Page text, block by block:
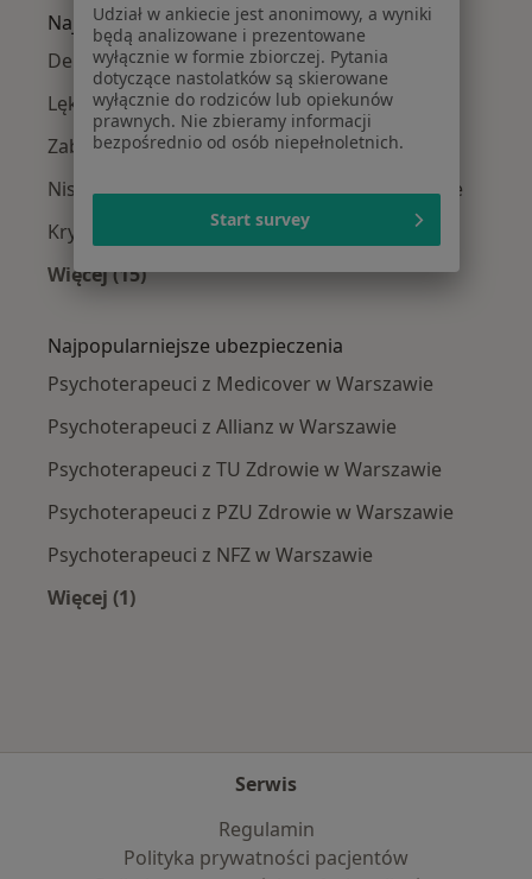
Najczęście leczone choroby
Depresja w Warszawie
Lęki w Warszawie
Zaburzenia lękowe w Warszawie
Niskie poczucie własnej wartości w Warszawie
Kryzys emocjonalny w Warszawie
Więcej (15)
Najpopularniejsze ubezpieczenia
Psychoterapeuci z Medicover w Warszawie
Psychoterapeuci z Allianz w Warszawie
Psychoterapeuci z TU Zdrowie w Warszawie
Psychoterapeuci z PZU Zdrowie w Warszawie
Psychoterapeuci z NFZ w Warszawie
Więcej (1)
Serwis
Regulamin
Polityka prywatności pacjentów
Udział w ankiecie jest anonimowy, a wyniki
będą analizowane i prezentowane
wyłącznie w formie zbiorczej. Pytania
dotyczące nastolatków są skierowane
wyłącznie do rodziców lub opiekunów
prawnych. Nie zbieramy informacji
bezpośrednio od osób niepełnoletnich.
Start survey